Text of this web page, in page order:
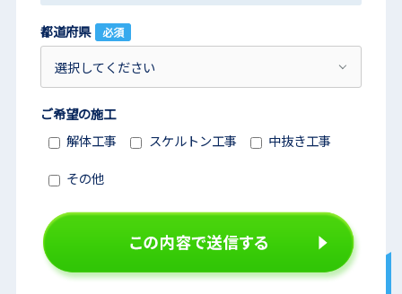
都道府県 必須
ご希望の施工
解体工事
スケルトン工事
中抜き工事
その他